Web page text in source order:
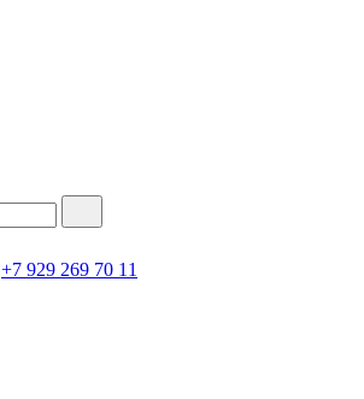
+7 929 269 70 11